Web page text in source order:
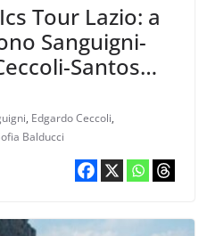
Tour Lazio: a
Sanguigni-
Santos
, Edgardo Ceccoli,
Balducci